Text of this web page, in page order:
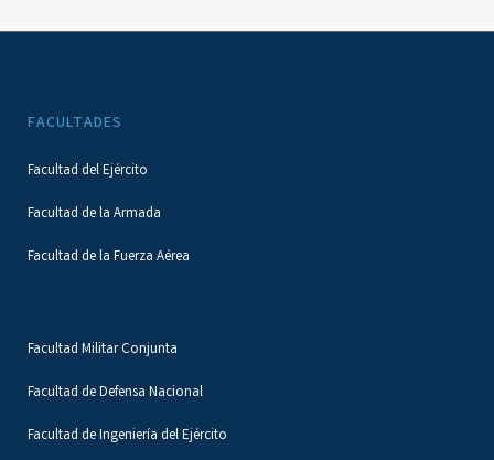
FACULTADES
Facultad del Ejército
Facultad de la Armada
Facultad de la Fuerza Aérea
Facultad Militar Conjunta
Facultad de Defensa Nacional
Facultad de Ingeniería del Ejército